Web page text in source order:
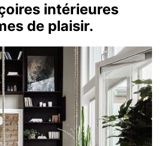
intérieures
de plaisir.